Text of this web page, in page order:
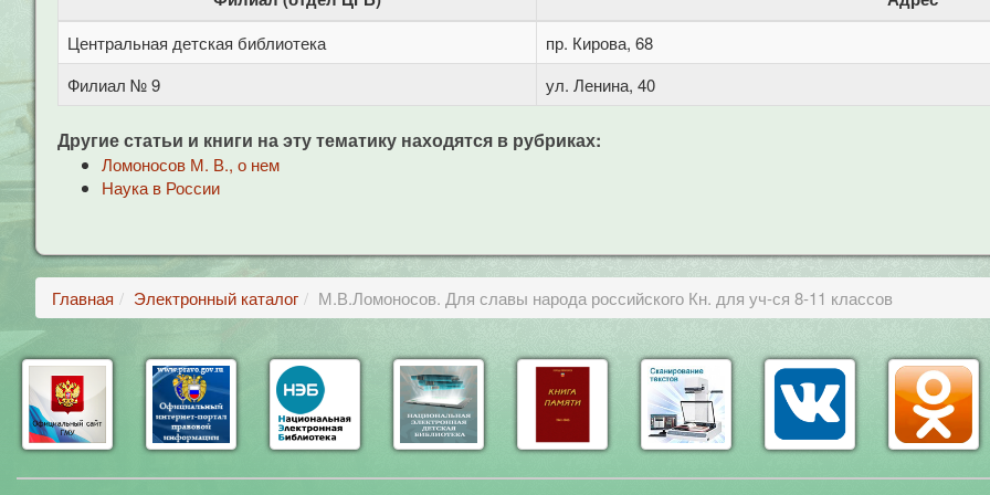
Центральная детская библиотека
пр. Кирова, 68
Филиал № 9
ул. Ленина, 40
Другие статьи и книги на эту тематику находятся в рубриках:
Ломоносов М. В., о нем
Наука в России
Главная Электронный каталог М.В.Ломоносов. Для славы народа российского Кн. для уч-ся 8-11 классов